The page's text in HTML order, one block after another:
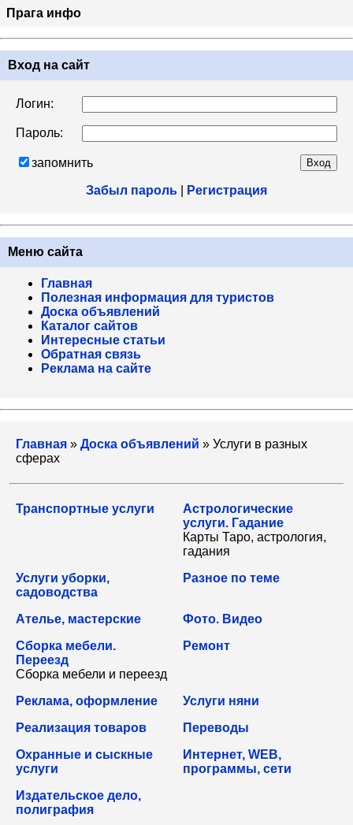
Прага инфо
Вход на сайт
Логин:
Пароль:
запомнить
Забыл пароль Регистрация
Меню сайта
Главная
Полезная информация для туристов
Доска объявлений
Каталог сайтов
Интересные статьи
Обратная связь
Реклама на сайте
Главная » Доска объявлений » Услуги в разных
сферах
Транспортные услуги
Астрологические
услуги. Гадание
Карты Таро, астрология,
гадания
Услуги уборки,
садоводства
Разное по теме
Ателье, мастерские
Фото. Видео
Сборка мебели.
Переезд
Сборка мебели и переезд
Ремонт
Реклама, оформление
Услуги няни
Реализация товаров
Переводы
Охранные и сыскные
услуги
Интернет, WEB,
программы, сети
Издательское дело,
полиграфия